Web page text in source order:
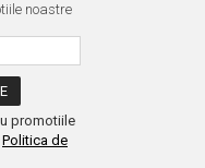
noastre
promotiile
Politica de